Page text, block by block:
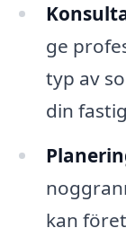
ge
typ av
din
kan